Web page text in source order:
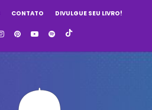
CONTATO DIVULGUE SEU LIVRO!